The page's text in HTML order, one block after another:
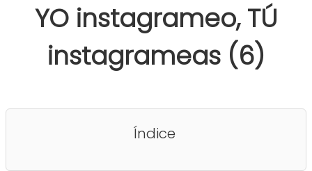
YO instagrameo, TÚ
instagrameas (6)
Índice